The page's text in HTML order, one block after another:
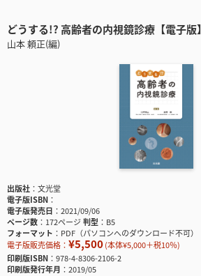
どうする!? 高齢者の内視鏡診療【電子版】
山本 頼正(編)
出版社
文光堂
電子版ISBN
電子版発売日
2021/09/06
ページ数
172ページ判型
B5
フォーマット
PDF（パソコンへのダウンロード不可）
電子版販売価格： ¥5,500(本体¥5,000＋税10％)
印刷版ISBN
978-4-8306-2106-2
印刷版発行年月
2019/05